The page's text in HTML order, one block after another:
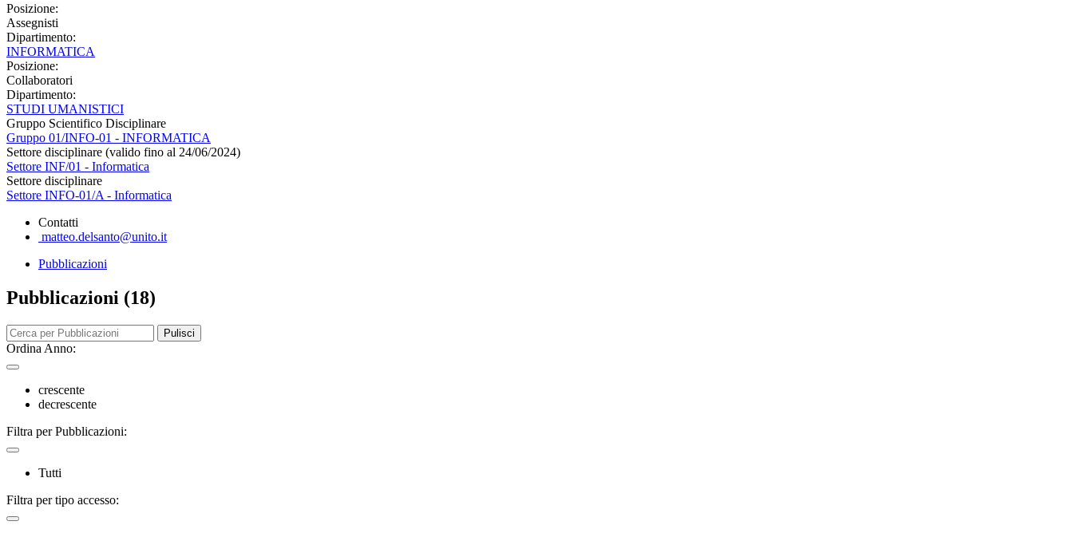
Posizione:
Assegnisti
Dipartimento:
INFORMATICA
Posizione:
Collaboratori
Dipartimento:
STUDI UMANISTICI
Gruppo Scientifico Disciplinare
Gruppo 01/INFO-01 - INFORMATICA
Settore disciplinare (valido fino al 24/06/2024)
Settore INF/01 - Informatica
Settore disciplinare
Settore INFO-01/A - Informatica
Contatti
matteo.delsanto@unito.it
Pubblicazioni
Pubblicazioni (18)
Pulisci
Ordina Anno:
crescente
decrescente
Filtra per Pubblicazioni:
Tutti
Filtra per tipo accesso: